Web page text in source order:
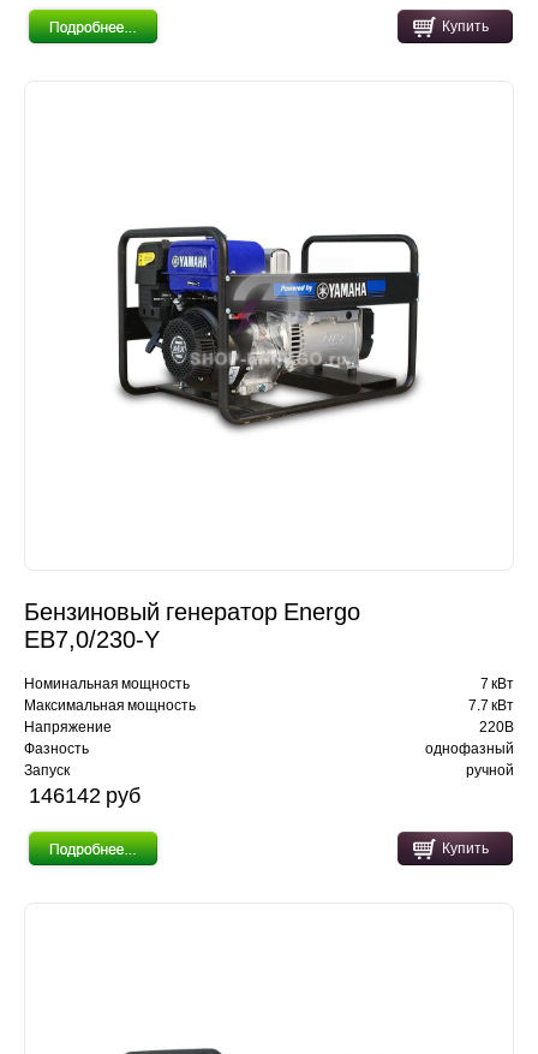
Купить
Бензиновый генератор Energo
EB7,0/230-Y
Номинальная мощность
7 кВт
Максимальная мощность
7.7 кВт
Напряжение
220В
Фазность
однофазный
Запуск
ручной
146142 pуб
Купить